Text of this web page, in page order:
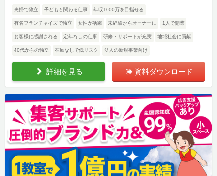
夫婦で独立 子どもと関わる仕事 年収1000万を目指せる
有名フランチャイズで独立 女性が活躍 未経験からオーナーに 1人で開業
お客様に感謝される 定年なしの仕事 研修・サポートが充実 地域社会に貢献
40代からの独立 在庫なしで低リスク 法人の新規事業向け
詳細を見る 資料ダウンロード